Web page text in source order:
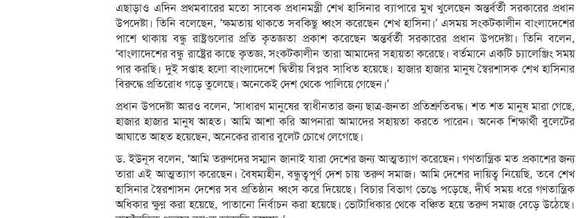
এছাড়াও এদিন প্রথমবারের মতো সাবেক প্রধানমন্ত্রী শেখ হাসিনার ব্যাপারে মুখ খুলেছেন অন্তর্বর্তী সরকারের প্রধান
উপদেষ্টা। তিনি বলেছেন, ‘ক্ষমতায় থাকতে সবকিছু ধ্বংস করেছেন শেখ হাসিনা।’ এসময় সংকটকালীন বাংলাদেশের
পাশে থাকায় বন্ধু রাষ্ট্রগুলোর প্রতি কৃতজ্ঞতা প্রকাশ করেছেন অন্তর্বর্তী সরকারের প্রধান উপদেষ্টা। তিনি বলেন,
‘বাংলাদেশের বন্ধু রাষ্ট্রের কাছে কৃতজ্ঞ, সংকটকালীন তারা আমাদের সহায়তা করেছে। বর্তমানে একটি চ্যালেঞ্জিং সময়
পার করছি। দুই সপ্তাহ হলো বাংলাদেশে দ্বিতীয় বিপ্লব সাধিত হয়েছে। হাজার হাজার মানুষ স্বৈরশাসক শেখ হাসিনার
বিরুদ্ধে প্রতিরোধ গড়ে তুলেছে। অনেকেই দেশ থেকে পালিয়ে গেছেন।’
প্রধান উপদেষ্টা আরও বলেন, ‘সাধারণ মানুষের স্বাধীনতার জন্য ছাত্র-জনতা প্রতিশ্রুতিবদ্ধ। শত শত মানুষ মারা গেছে,
হাজার হাজার মানুষ আহত। আমি আশা করি আপনারা আমাদের সহায়তা করতে পারেন। অনেক শিক্ষার্থী বুলেটের
আঘাতে আহত হয়েছেন, অনেকের রাবার বুলেট চোখে লেগেছে।
ড. ইউনূস বলেন, ‘আমি তরুণদের সম্মান জানাই যারা দেশের জন্য আত্মত্যাগ করেছেন। গণতান্ত্রিক মত প্রকাশের জন্য
তারা এই আত্মত্যাগ করেছেন। বৈষম্যহীন, বন্ধুত্বপূর্ণ দেশ চায় তরুণ সমাজ। আমি দেশের দায়িত্ব নিয়েছি, তবে শেখ
হাসিনার স্বৈরশাসন দেশের সব প্রতিষ্ঠান ধ্বংস করে দিয়েছে। বিচার বিভাগ ভেঙে পড়েছে, দীর্ঘ সময় ধরে গণতান্ত্রিক
অধিকার ক্ষুণ্ন করা হয়েছে, পাতানো নির্বাচন করা হয়েছে। ভোটাধিকার থেকে বঞ্চিত হয়ে তরুণ সমাজ বেড়ে উঠেছে।